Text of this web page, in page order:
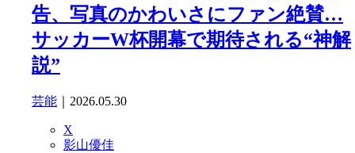
告、写真のかわいさにファン絶賛…
サッカーW杯開幕で期待される“神解
説”
芸能 ｜2026.05.30
X
影山優佳